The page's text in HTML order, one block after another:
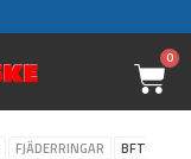
0
FJÄDERRINGAR
BFT